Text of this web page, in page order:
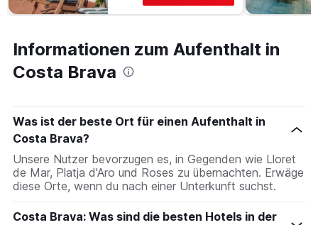
Informationen zum Aufenthalt in
Costa Brava
Was ist der beste Ort für einen Aufenthalt in
Costa Brava?
Unsere Nutzer bevorzugen es, in Gegenden wie Lloret
de Mar, Platja d'Aro und Roses zu übernachten. Erwäge
diese Orte, wenn du nach einer Unterkunft suchst.
Costa Brava: Was sind die besten Hotels in der